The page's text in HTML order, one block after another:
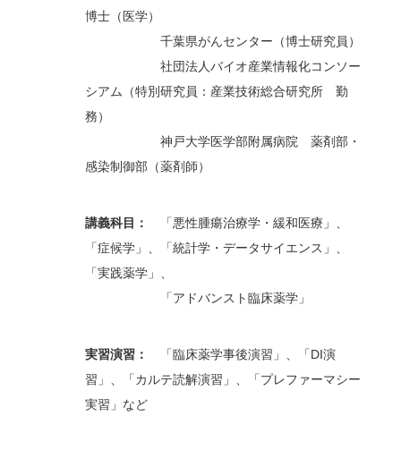
博士（医学）
千葉県がんセンター（博士研究員）
社団法人バイオ産業情報化コンソー
シアム（特別研究員：産業技術総合研究所 勤
務）
神戸大学医学部附属病院 薬剤部・
感染制御部（薬剤師）
講義科目：
「悪性腫瘍治療学・緩和医療」、
「症候学」、「統計学・データサイエンス」、
「実践薬学」、
「アドバンスト臨床薬学」
実習演習：
「臨床薬学事後演習」、「DI演
習」、「カルテ読解演習」、「プレファーマシー
実習」など